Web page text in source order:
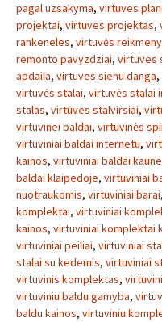
pagal uzsakyma, virtuves
projektai, virtuves projektas,
rankeneles, virtuvės
remonto pavyzdziai, virtuves
apdaila, virtuves sienu danga,
virtuvės stalai, virtuvės stalai
stalas, virtuves stalvirsiai,
virtuvinei baldai, virtuvinės
virtuviniai baldai internetu,
kainos, virtuviniai baldai kaune
baldai klaipedoje, virtuviniai
nuotraukomis, virtuviniai barai,
komplektai, virtuviniai
kainos, virtuviniai komplektai
virtuviniai peiliai, virtuviniai
stalai su kedemis, virtuviniai
virtuvinis komplektas,
virtuviniu baldu gamyba,
baldu kainos, virtuviniu